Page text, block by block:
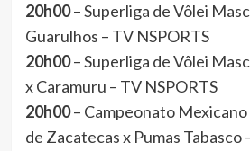
20h00– Superliga de Vôlei
Guarulhos – TV NSPORTS
20h00– Superliga de Vôlei
x Caramuru – TV NSPORTS
20h00– Campeonato
de Zacatecas x Pumas Tabasco